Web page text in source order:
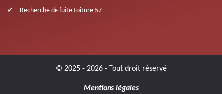
Recherche de fuite toiture 57
© 2025 - 2026 - Tout droit réservé
Mentions légales